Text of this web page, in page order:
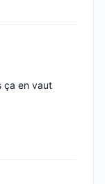
ça en vaut